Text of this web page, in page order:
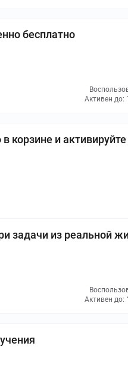
бесплатно
Активен до:
корзине и
задачи из реальной
Активен до: